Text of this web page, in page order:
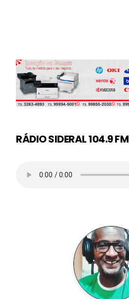
RÁDIO SIDERAL 104.9 FM